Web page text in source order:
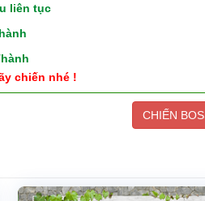
liên tục
chiến nhé !
CHIẾN